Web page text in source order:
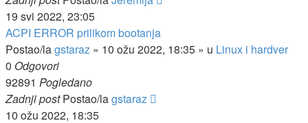
19 svi 2022, 23:05
ACPI ERROR prilikom bootanja
Postao/lagstaraz » 10 ožu 2022, 18:35 » u Linux i hardver
0 Odgovori
92891 Pogledano
Zadnji postPostao/lagstaraz
10 ožu 2022, 18:35